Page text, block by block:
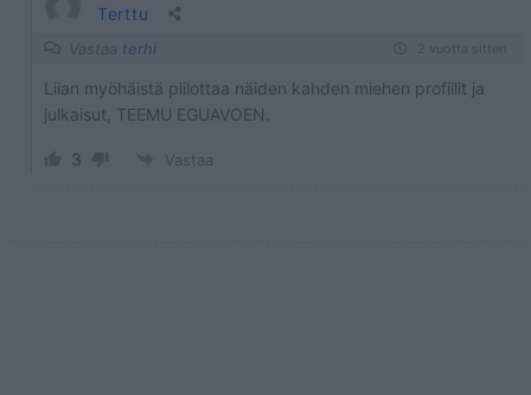
Terttu
Vastaa terhi
Liian myöhäistä piilottaa näiden kahden miehen profiilit ja
julkaisut, TEEMU EGUAVOEN.
3 Vastaa